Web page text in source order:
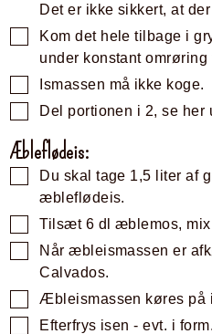
Det er ikke sikkert, at
Kom det hele tilbage i
under konstant omrøring
Ismassen må ikke koge.
Del portionen i 2, se her
Æbleflødeis:
Du skal tage 1,5 liter af
æbleflødeis.
Tilsæt 6 dl æblemos,
Når æbleismassen er
Calvados.
Æbleismassen køres på
Efterfrys isen - evt. i form.